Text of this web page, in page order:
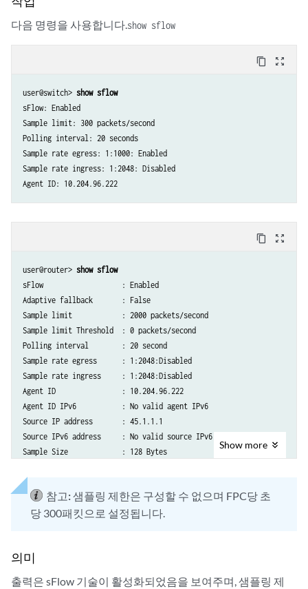
다음 명령을 사용합니다.show sflow
content_copy zoom_out_map
user@switch> show sflow
sFlow: Enabled
Sample limit: 300 packets/second
Polling interval: 20 seconds
Sample rate egress: 1:1000: Enabled
Sample rate ingress: 1:2048: Disabled
Agent ID: 10.204.96.222
content_copy zoom_out_map
user@router> show sflow
sFlow                   : Enabled
Adaptive fallback       : False
Sample limit            : 2000 packets/second
Sample limit Threshold  : 0 packets/second
Polling interval        : 20 second
Sample rate egress      : 1:2048:Disabled
Sample rate ingress     : 1:2048:Disabled
Agent ID                : 10.204.96.222
Agent ID IPv6           : No valid agent IPv6
Source IP address       : 45.1.1.1
Source IPv6 address     : No valid source IPv6
Sample Size             : 128 Bytes
Show more
참고:샘플링 제한은 구성할 수 없으며 FPC당 초
당 300패킷으로 설정됩니다.
의미
출력은 sFlow 기술이 활성화되었음을 보여주며, 샘플링 제